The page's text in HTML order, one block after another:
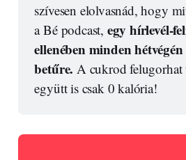
szívesen elolvasnád, hogy
a Bé podcast, egy hírlevél-
ellenében minden
betűre. A cukrod felugorhat
együtt is csak 0 kalória!